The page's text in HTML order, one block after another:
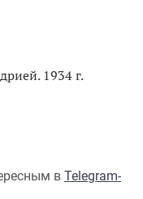
1934 г.
в Telegram-